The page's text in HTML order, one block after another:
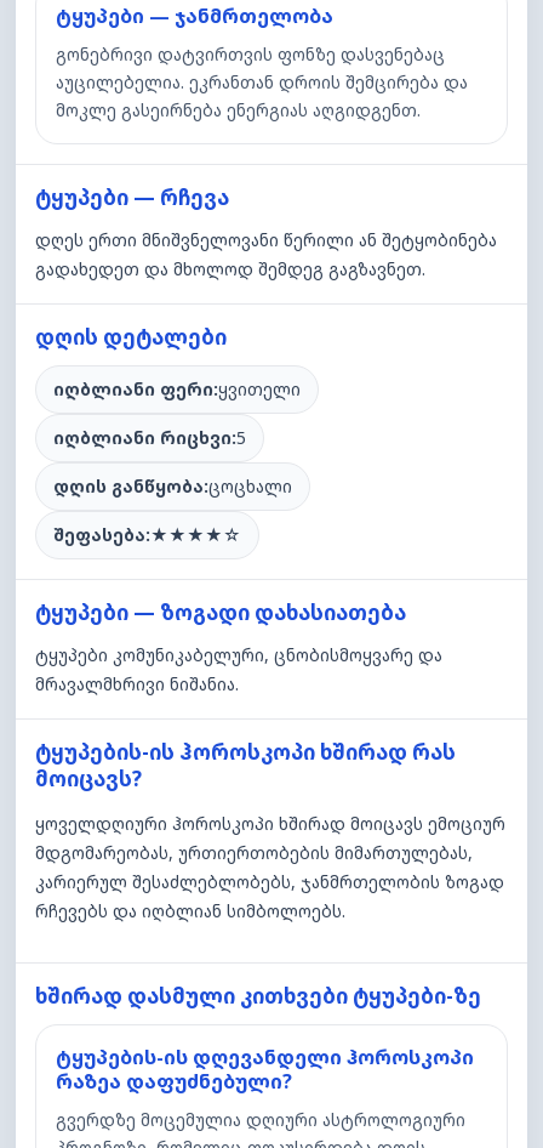
ტყუპები — ჯანმრთელობა
გონებრივი დატვირთვის ფონზე დასვენებაც
აუცილებელია. ეკრანთან დროის შემცირება და
მოკლე გასეირნება ენერგიას აღგიდგენთ.
ტყუპები — რჩევა
დღეს ერთი მნიშვნელოვანი წერილი ან შეტყობინება
გადახედეთ და მხოლოდ შემდეგ გაგზავნეთ.
დღის დეტალები
იღბლიანი ფერი:ყვითელი
იღბლიანი რიცხვი:5
დღის განწყობა:ცოცხალი
შეფასება:★★★★☆
ტყუპები — ზოგადი დახასიათება
ტყუპები კომუნიკაბელური, ცნობისმოყვარე და
მრავალმხრივი ნიშანია.
ტყუპების-ის ჰოროსკოპი ხშირად რას
მოიცავს?
ყოველდღიური ჰოროსკოპი ხშირად მოიცავს ემოციურ
მდგომარეობას, ურთიერთობების მიმართულებას,
კარიერულ შესაძლებლობებს, ჯანმრთელობის ზოგად
რჩევებს და იღბლიან სიმბოლოებს.
ხშირად დასმული კითხვები ტყუპები-ზე
ტყუპების-ის დღევანდელი ჰოროსკოპი
რაზეა დაფუძნებული?
გვერდზე მოცემულია დღიური ასტროლოგიური